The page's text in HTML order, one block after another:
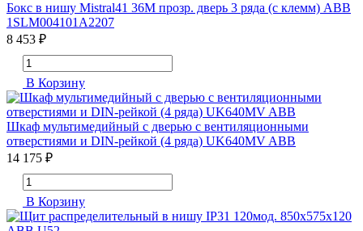
Бокс в нишу Mistral41 36М прозр. дверь 3 ряда (c клемм) ABB
1SLM004101A2207
8 453 ₽
В Корзину
Шкаф мультимедийный с дверью с вентиляционными
отверстиями и DIN-рейкой (4 ряда) UK640MV ABB
14 175 ₽
В Корзину